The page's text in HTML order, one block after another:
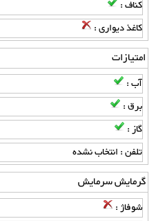
کناف :
کاغذ دیواری :
امتیازات
آب :
برق :
گاز :
تلفن : انتخاب نشده
گرمایش سرمایش
شوفاژ :